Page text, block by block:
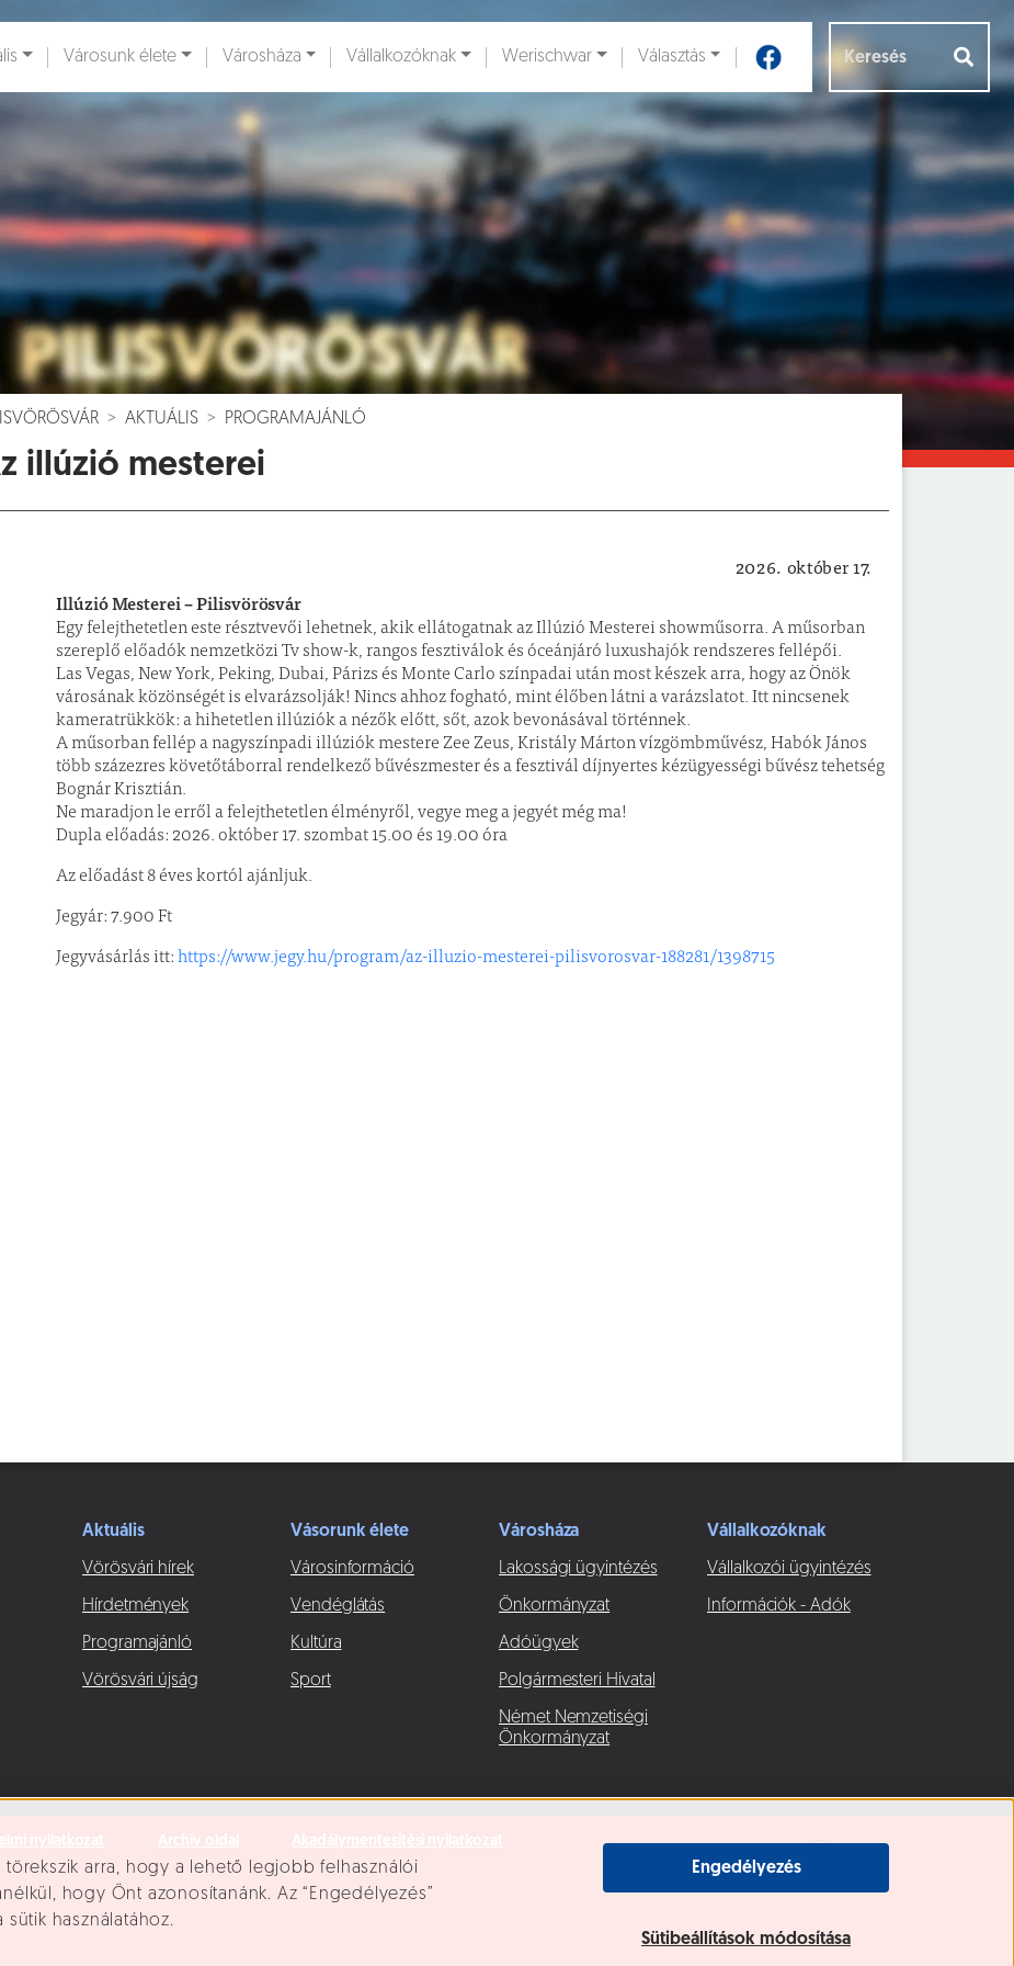
arra, hogy a lehető legjobb felhasználói
hogy Önt azonosítanánk. Az “Engedélyezés”
használatához.
Engedélyezés
Sütibeállítások módosítása
Városunk élete Városháza Vállalkozóknak Werischwar Választás
AKTUÁLIS PROGRAMAJÁNLÓ
illúzió mesterei
Kulturális
2026. október 17.
Illúzió Mesterei – Pilisvörösvár
Egy felejthetetlen este résztvevői lehetnek, akik ellátogatnak az Illúzió Mesterei showműsorra. A műsorban
szereplő előadók nemzetközi Tv show-k, rangos fesztiválok és óceánjáró luxushajók rendszeres fellépői.
Las Vegas, New York, Peking, Dubai, Párizs és Monte Carlo színpadai után most készek arra, hogy az Önök
városának közönségét is elvarázsolják! Nincs ahhoz fogható, mint élőben látni a varázslatot. Itt nincsenek
kameratrükkök: a hihetetlen illúziók a nézők előtt, sőt, azok bevonásával történnek.
A műsorban fellép a nagyszínpadi illúziók mestere Zee Zeus, Kristály Márton vízgömbművész, Habók János
több százezres követőtáborral rendelkező bűvészmester és a fesztivál díjnyertes kézügyességi bűvész tehetség
Bognár Krisztián.
Ne maradjon le erről a felejthetetlen élményről, vegye meg a jegyét még ma!
Dupla előadás: 2026. október 17. szombat 15.00 és 19.00 óra
Az előadást 8 éves kortól ajánljuk.
Jegyár: 7.900 Ft
Jegyvásárlás itt:https://www.jegy.hu/program/az-illuzio-mesterei-pilisvorosvar-188281/1398715
Aktuális
Vörösvári hírek
Hírdetmények
Programajánló
Vörösvári újság
Vásorunk élete
Városinformáció
Vendéglátás
Kultúra
Sport
Városháza
Lakossági ügyintézés
Önkormányzat
Adóügyek
Polgármesteri Hivatal
Német Nemzetiségi
Önkormányzat
Vállalkozóknak
Vállalkozói ügyintézés
Információk - Adók
[] Dokumentumok [